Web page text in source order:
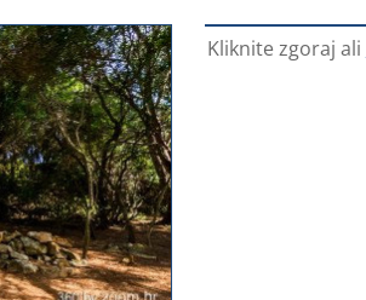
Kliknite zgoraj ali